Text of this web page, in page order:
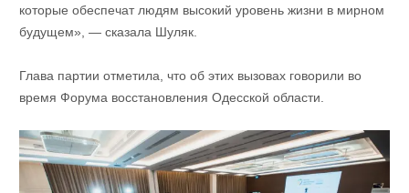
которые обеспечат людям высокий уровень жизни в мирном
будущем», — сказала Шуляк.
Глава партии отметила, что об этих вызовах говорили во
время Форума восстановления Одесской области.